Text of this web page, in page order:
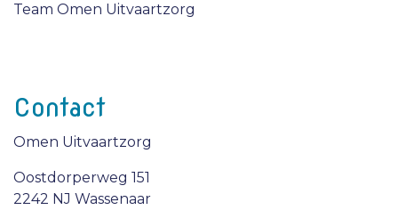
Team Omen Uitvaartzorg
Contact
Omen Uitvaartzorg
Oostdorperweg 151
2242 NJ Wassenaar